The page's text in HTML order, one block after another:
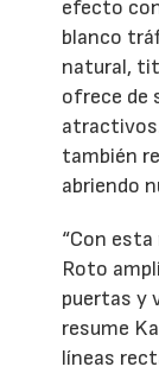
efecto
blanco
natural,
ofrece de
también
abriendo
“Con
Roto
puertas y
resume
líneas